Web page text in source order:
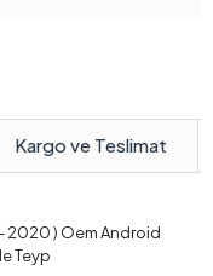
Kargo ve Teslimat
2020 ) Oem Android
Teyp